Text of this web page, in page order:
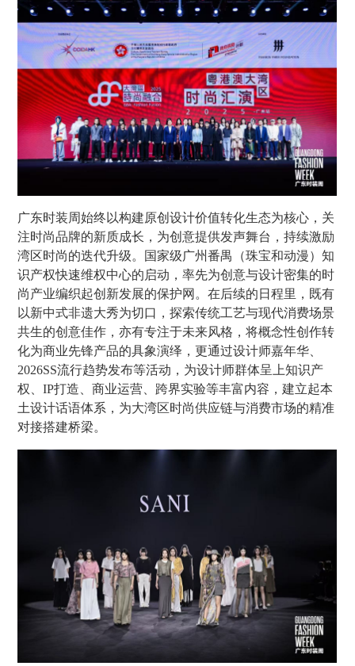
广东时装周始终以构建原创设计价值转化生态为核心，关
注时尚品牌的新质成长，为创意提供发声舞台，持续激励
湾区时尚的迭代升级。国家级广州番禺（珠宝和动漫）知
识产权快速维权中心的启动，率先为创意与设计密集的时
尚产业编织起创新发展的保护网。在后续的日程里，既有
以新中式非遗大秀为切口，探索传统工艺与现代消费场景
共生的创意佳作，亦有专注于未来风格，将概念性创作转
化为商业先锋产品的具象演绎，更通过设计师嘉年华、
2026SS流行趋势发布等活动，为设计师群体呈上知识产
权、IP打造、商业运营、跨界实验等丰富内容，建立起本
土设计话语体系，为大湾区时尚供应链与消费市场的精准
对接搭建桥梁。